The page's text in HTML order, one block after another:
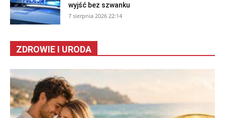
wyjść bez szwanku
7 sierpnia 2026 22:14
ZDROWIE I URODA